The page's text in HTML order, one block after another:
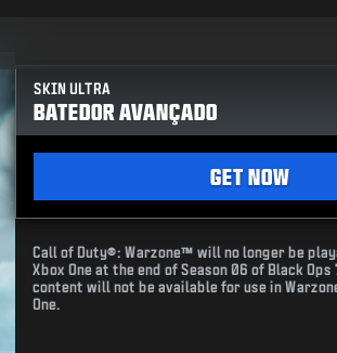
SKIN ULTRA
BATEDOR AVANÇADO
GET NOW
Call of Duty®: Warzone™ will no longer be
Xbox One at the end of Season 06 of Black Ops
content will not be available for use in
One.